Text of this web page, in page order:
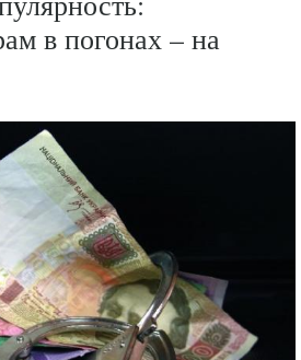
в погонах – на